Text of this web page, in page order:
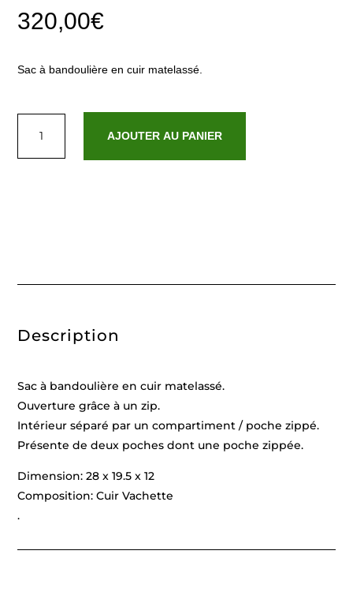
320,00€
Sac à bandoulière en cuir matelassé.
Pauline
AJOUTER AU PANIER
Description
Sac à bandoulière en cuir matelassé.
Ouverture grâce à un zip.
Intérieur séparé par un compartiment / poche zippé.
Présente de deux poches dont une poche zippée.
Dimension: 28 x 19.5 x 12
Composition: Cuir Vachette
.